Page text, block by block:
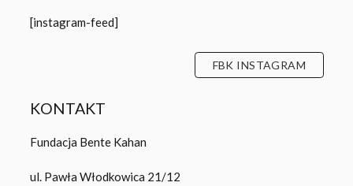
[instagram-feed]
FBK INSTAGRAM
KONTAKT
Fundacja Bente Kahan
ul. Pawła Włodkowica 21/12